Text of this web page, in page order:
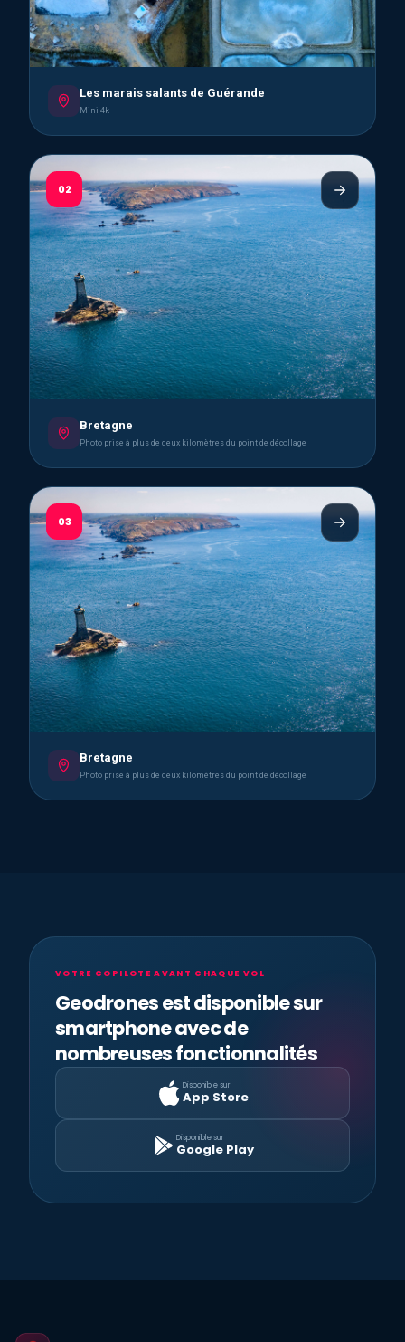
Les marais salants de Guérande
Mini 4k
02
Bretagne
Photo prise à plus de deux kilomètres du point de décollage
03
Bretagne
Photo prise à plus de deux kilomètres du point de décollage
VOTRE COPILOTE AVANT CHAQUE VOL
Geodrones est disponible sur
smartphone avec de
nombreuses fonctionnalités
Disponible sur
App Store
Disponible sur
Google Play